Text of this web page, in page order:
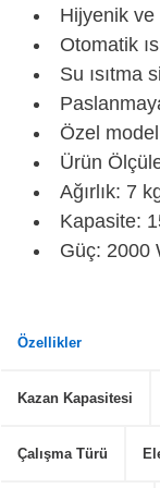
Hijyenik ve
Otomatik
Su ısıtma
Özel
Ürün
Ağırlık: 7
Kapasite:
Güç: 2000
Özellikler
Kazan Kapasitesi
Çalışma Türü